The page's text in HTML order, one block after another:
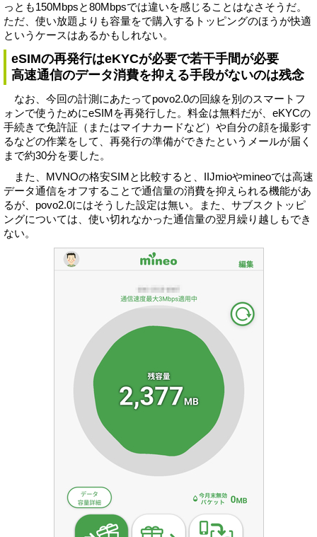
っとも150Mbpsと80Mbpsでは違いを感じることはなさそうだ。
ただ、使い放題よりも容量をで購入するトッピングのほうが快適
というケースはあるかもしれない。
eSIMの再発行はeKYCが必要で若干手間が必要
高速通信のデータ消費を抑える手段がないのは残念
なお、今回の計測にあたってpovo2.0の回線を別のスマートフ
ォンで使うためにeSIMを再発行した。料金は無料だが、eKYCの
手続きで免許証（またはマイナカードなど）や自分の顔を撮影す
るなどの作業をして、再発行の準備ができたというメールが届く
まで約30分を要した。
また、MVNOの格安SIMと比較すると、IIJmioやmineoでは高速
データ通信をオフすることで通信量の消費を抑えられる機能があ
るが、povo2.0にはそうした設定は無い。また、サブスクトッピ
ングについては、使い切れなかった通信量の翌月繰り越しもでき
ない。